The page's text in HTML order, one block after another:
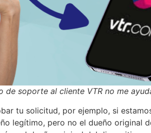
de soporte al cliente VTR no me
tu solicitud, por ejemplo, si
legítimo, pero no el dueño